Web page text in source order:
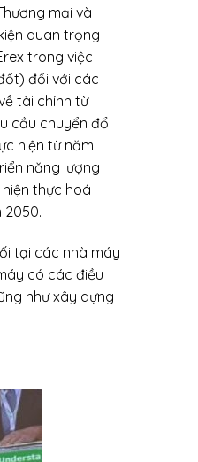
mại và
quan trọng
trong việc
đối với các
tài chính từ
cầu chuyển đổi
hiện từ năm
năng lượng
thực hoá
2050.
tại các nhà máy
có các điều
như xây dựng